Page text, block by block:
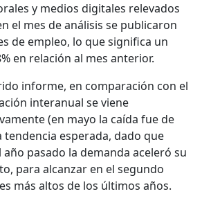
y medios digitales relevados
el mes de análisis se publicaron
de empleo, lo que significa un
en relación al mes anterior.
informe, en comparación con el
interanual se viene
(en mayo la caída fue de
tendencia esperada, dado que
pasado la demanda aceleró su
para alcanzar en el segundo
más altos de los últimos años.